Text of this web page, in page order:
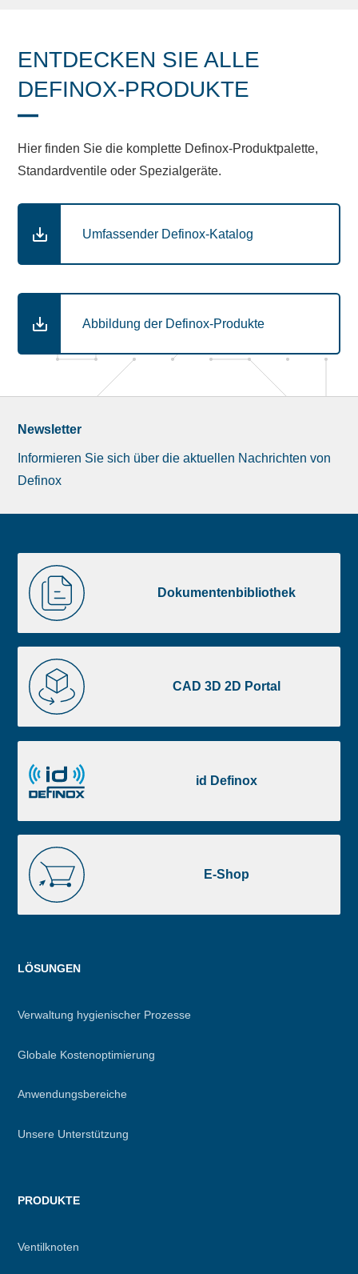
ENTDECKEN SIE ALLE
DEFINOX-PRODUKTE
Hier finden Sie die komplette Definox-Produktpalette,
Standardventile oder Spezialgeräte.
Umfassender Definox-Katalog
Abbildung der Definox-Produkte
Newsletter
Informieren Sie sich über die aktuellen Nachrichten von
Definox
image
footer
Dokumentenbibliothek
Dokumentenbibliothek
CAD 3D 2D Portal
CAD
3D
2D
Portal
id Definox
Definox
E-Shop
Shop
Menu
LÖSUNGEN
Verwaltung hygienischer Prozesse
Globale Kostenoptimierung
Anwendungsbereiche
Unsere Unterstützung
PRODUKTE
Ventilknoten